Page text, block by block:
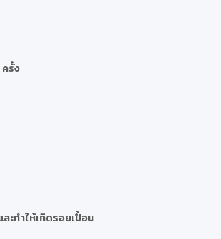
รั้ง
ะทำให้เกิดรอยเปื้อน